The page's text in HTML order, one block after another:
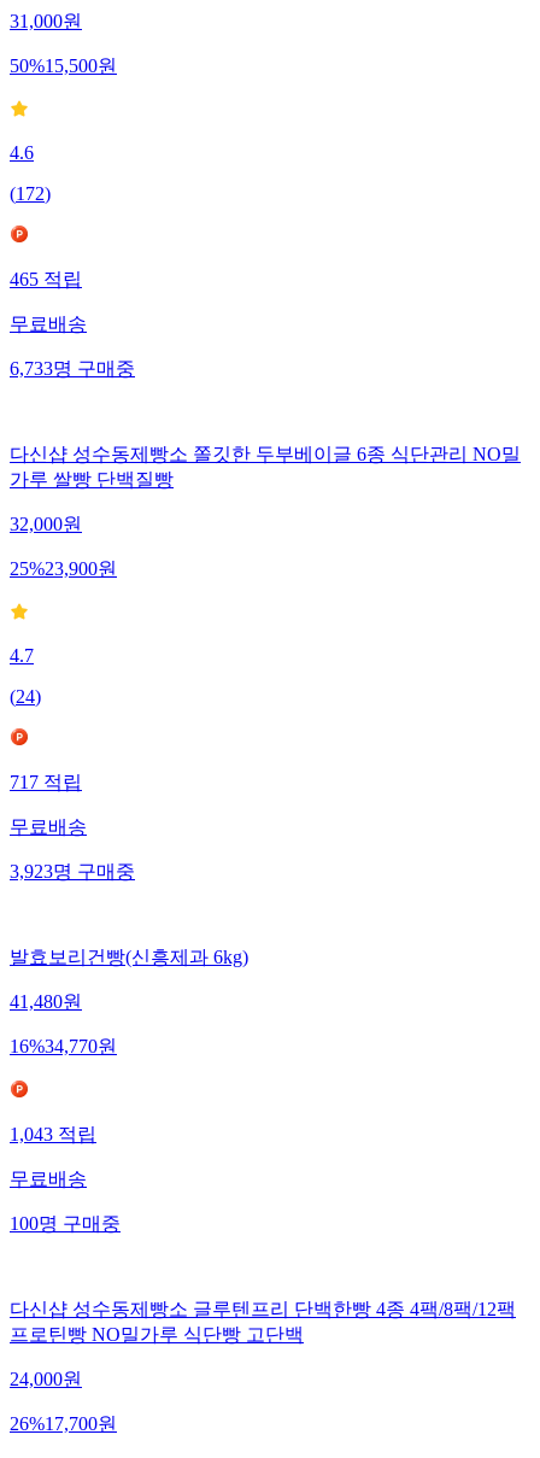
31,000원
50%15,500원
4.6
(172)
465적립
무료배송
6,733명구매중
다신샵 성수동제빵소 쫄깃한 두부베이글 6종 식단관리 NO밀
가루 쌀빵 단백질빵
32,000원
25%23,900원
4.7
(24)
717적립
무료배송
3,923명구매중
발효보리건빵(신흥제과 6kg)
41,480원
16%34,770원
1,043적립
무료배송
100명구매중
다신샵 성수동제빵소 글루텐프리 단백한빵 4종 4팩/8팩/12팩
프로틴빵 NO밀가루 식단빵 고단백
24,000원
26%17,700원